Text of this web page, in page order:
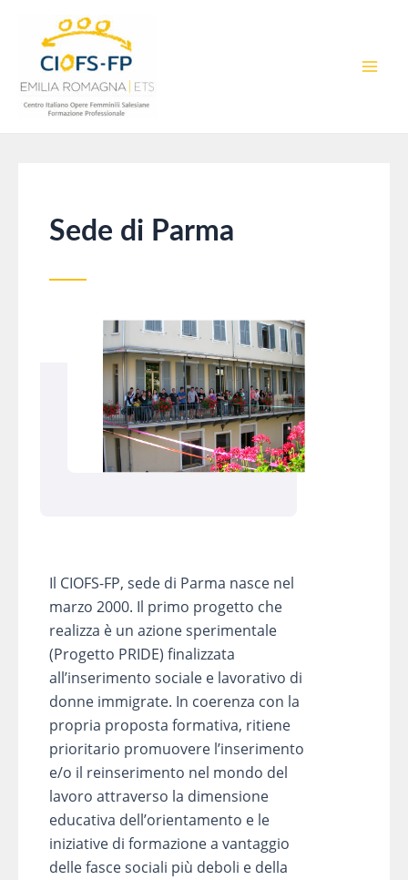
contenuto
Sede di Parma
Il CIOFS-FP, sede di Parma nasce nel
marzo 2000. Il primo progetto che
realizza è un azione sperimentale
(Progetto PRIDE) finalizzata
all’inserimento sociale e lavorativo di
donne immigrate. In coerenza con la
propria proposta formativa, ritiene
prioritario promuovere l’inserimento
e/o il reinserimento nel mondo del
lavoro attraverso la dimensione
educativa dell’orientamento e le
iniziative di formazione a vantaggio
delle fasce sociali più deboli e della